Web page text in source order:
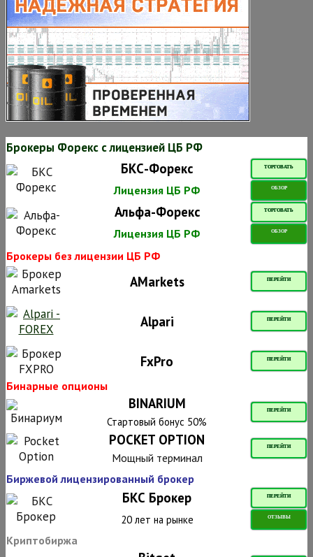
Брокеры Форекс с лицензией ЦБ РФ
БКС-Форекс ТОРГОВАТЬ
Лицензия ЦБ РФ ОБЗОР
Альфа-Форекс ТОРГОВАТЬ
Лицензия ЦБ РФ ОБЗОР
Брокеры без лицензии ЦБ РФ
AMarkets ПЕРЕЙТИ
Alpari ПЕРЕЙТИ
FxPro ПЕРЕЙТИ
Бинарные опционы
BINARIUM ПЕРЕЙТИ
Стартовый бонус 50%
POCKET OPTION ПЕРЕЙТИ
Мощный терминал
Биржевой лицензированный брокер
БКС Брокер ПЕРЕЙТИ
20 лет на рынке ОТЗЫВЫ
Криптобиржа